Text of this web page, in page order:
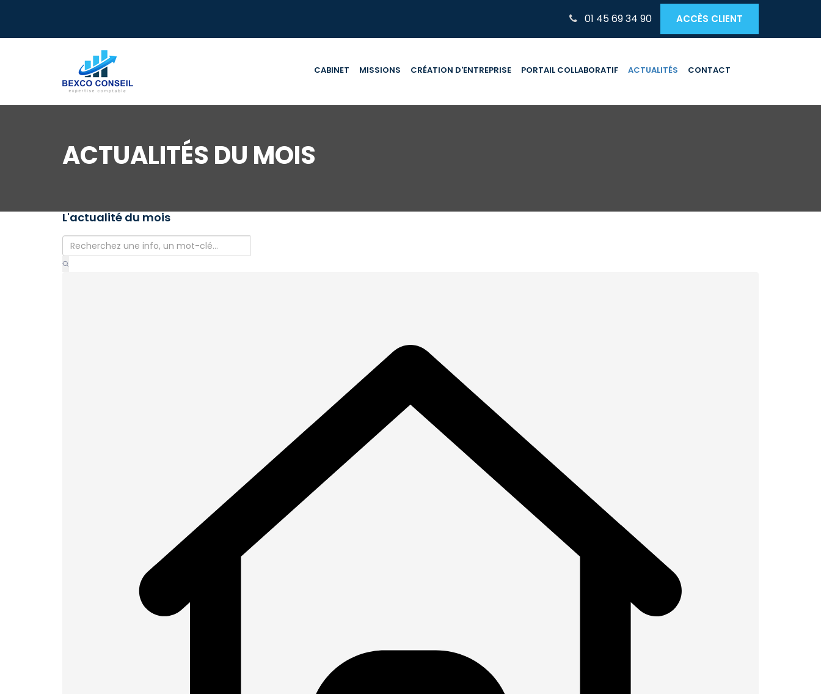
01 45 69 34 90 ACCÈS CLIENT
CABINET MISSIONS CRÉATION D'ENTREPRISE PORTAIL COLLABORATIF ACTUALITÉS CONTACT
ACTUALITÉS DU MOIS
L'actualité du mois